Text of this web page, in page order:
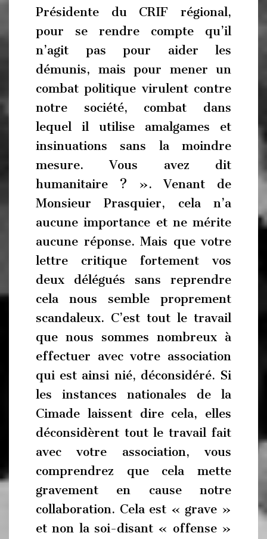
Présidente du CRIF régional,
pour se rendre compte qu’il
n’agit pas pour aider les
démunis, mais pour mener un
combat politique virulent contre
notre société, combat dans
lequel il utilise amalgames et
insinuations sans la moindre
mesure. Vous avez dit
humanitaire ? ». Venant de
Monsieur Prasquier, cela n’a
aucune importance et ne mérite
aucune réponse. Mais que votre
lettre critique fortement vos
deux délégués sans reprendre
cela nous semble proprement
scandaleux. C’est tout le travail
que nous sommes nombreux à
effectuer avec votre association
qui est ainsi nié, déconsidéré. Si
les instances nationales de la
Cimade laissent dire cela, elles
déconsidèrent tout le travail fait
avec votre association, vous
comprendrez que cela mette
gravement en cause notre
collaboration. Cela est « grave »
et non la soi-disant « offense »